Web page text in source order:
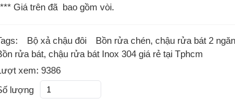
Giá trên đã bao gồm vòi.
Bộ xả chậu đôi
Bồn rửa chén, chậu rửa bát 2
rửa bát, chậu rửa bát Inox 304 giá rẻ tại Tphcm
xem: 9386
lượng